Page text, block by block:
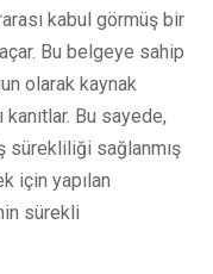
kabul görmüş bir
Bu belgeye sahip
olarak kaynak
Bu sayede,
sürekliliği sağlanmış
için yapılan
sürekli